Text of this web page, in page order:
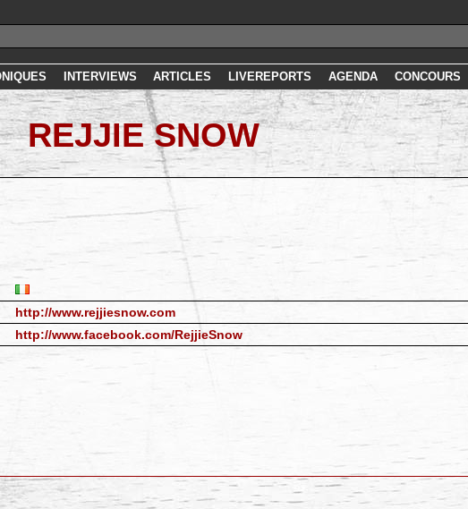
INTERVIEWS ARTICLES LIVEREPORTS AGENDA CONCOURS
REJJIE SNOW
http://www.rejjiesnow.com
http://www.facebook.com/RejjieSnow